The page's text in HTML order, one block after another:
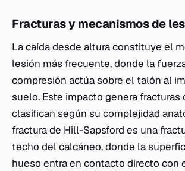
Fracturas y mecanismos de
La caída desde altura constituye el
lesión más frecuente, donde la
compresión actúa sobre el talón al
suelo. Este impacto genera fracturas
clasifican según su complejidad
fractura de Hill-Sapsford es una
techo del calcáneo, donde la
hueso entra en contacto directo con